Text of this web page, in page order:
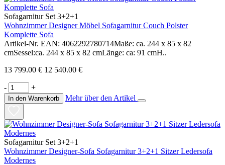
Sofagarnitur Set 3+2+1
Wohnzimmer Designer Möbel Sofagarnitur Couch Polster
Komplette Sofa
Artikel-Nr. EAN: 4062292780714Maße: ca. 244 x 85 x 82
cmSessel:ca. 244 x 85 x 82 cmLänge: ca: 91 cmH..
13 799.00 € 12 540.00 €
- +
In den Warenkorb Mehr über den Artikel
Sofagarnitur Set 3+2+1
Wohnzimmer Designer-Sofa Sofagarnitur 3+2+1 Sitzer Ledersofa
Modernes